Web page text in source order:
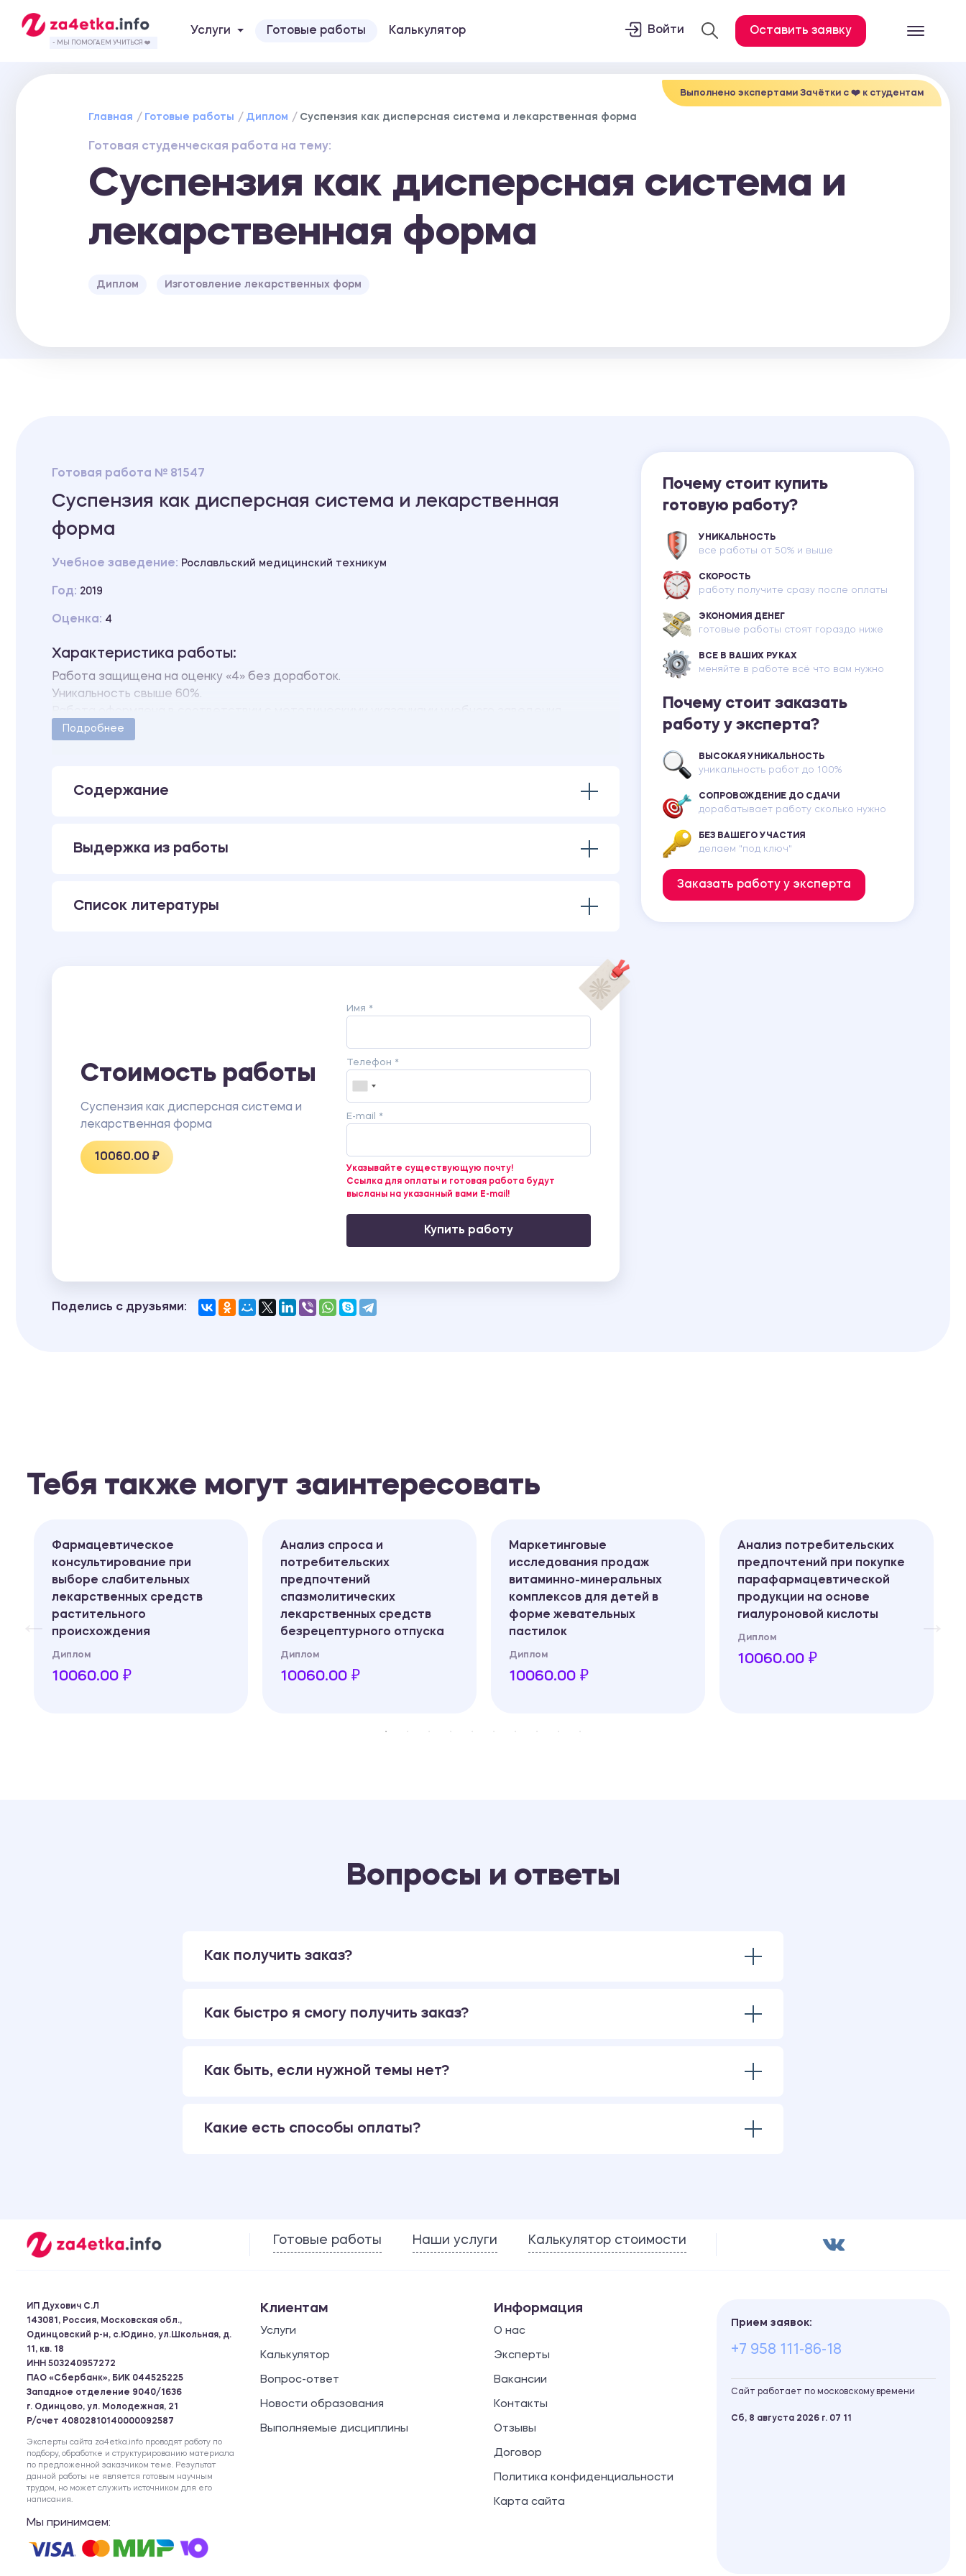
Все услуги
Контрольная работа
- МЫ ПОМОГАЕМ УЧИТЬСЯ ❤️
Услуги Готовые работы Калькулятор Войти Оставить заявку
Выполнено экспертами Зачётки c ❤️ к студентам
Главная Готовые работы Диплом Суспензия как дисперсная система и лекарственная форма
Готовая студенческая работа на тему:
Суспензия как дисперсная система и
лекарственная форма
Диплом Изготовление лекарственных форм
Готовая работа № 81547
Суспензия как дисперсная система и лекарственная
форма
Учебное заведение: Рославльский медицинский техникум
Год: 2019
Оценка: 4
Характеристика работы:
Работа защищена на оценку «4» без доработок.
Уникальность свыше 60%.
Количество страниц - 31.
Подробнее
Содержание
Выдержка из работы
Список литературы
Стоимость работы
Суспензия как дисперсная система и
лекарственная форма
10060.00 ₽
Имя *
Телефон *
E-mail *
Указывайте существующую почту!
Ссылка для оплаты и готовая работа будут
высланы на указанный вами E-mail!
Купить работу
Почему стоит купить
готовую работу?
УНИКАЛЬНОСТЬ
все работы от 50% и выше
СКОРОСТЬ
работу получите сразу после оплаты
ЭКОНОМИЯ ДЕНЕГ
готовые работы стоят гораздо ниже
ВСЕ В ВАШИХ РУКАХ
меняйте в работе всё что вам нужно
Почему стоит заказать
работу у эксперта?
ВЫСОКАЯ УНИКАЛЬНОСТЬ
уникальность работ до 100%
СОПРОВОЖДЕНИЕ ДО СДАЧИ
дорабатывает работу сколько нужно
БЕЗ ВАШЕГО УЧАСТИЯ
делаем "под ключ"
Заказать работу у эксперта
Поделись с друзьями:
Тебя также могут заинтересовать
Фармацевтическое
консультирование при
выборе слабительных
лекарственных средств
растительного
происхождения
Диплом
10060.00 ₽
Анализ спроса и
потребительских
предпочтений
спазмолитических
лекарственных средств
безрецептурного отпуска
Диплом
10060.00 ₽
Маркетинговые
исследования продаж
витаминно-минеральных
комплексов для детей в
форме жевательных
пастилок
Диплом
10060.00 ₽
Анализ потребительских
предпочтений при покупке
парафармацевтической
продукции на основе
гиалуроновой кислоты
Диплом
10060.00 ₽
Вопросы и ответы
Как получить заказ?
Как быстро я смогу получить заказ?
Как быть, если нужной темы нет?
Какие есть способы оплаты?
Готовые работы Наши услуги Калькулятор стоимости
ИП Духович С.Л
143081, Россия, Московская обл.,
Одинцовский р-н, с.Юдино, ул.Школьная, д.
11, кв. 18
ИНН 503240957272
ПАО «Сбербанк», БИК 044525225
Западное отделение 9040/1636
г. Одинцово, ул. Молодежная, 21
Р/счет 40802810140000092587
Эксперты сайта za4etka.info проводят работу по
подбору, обработке и структурированию материала
по предложенной заказчиком теме. Результат
данной работы не является готовым научным
трудом, но может служить источником для его
написания.
Мы принимаем:
Клиентам
Услуги
Калькулятор
Вопрос-ответ
Новости образования
Выполняемые дисциплины
Информация
О нас
Эксперты
Вакансии
Контакты
Отзывы
Договор
Политика конфиденциальности
Карта сайта
Прием заявок:
+7 958 111-86-18
Сайт работает по московскому времени
Сб, 8 августа 2026 г. 07 11